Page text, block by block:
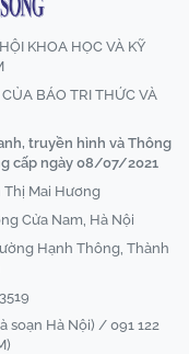
KHOA HỌC VÀ KỸ
BÁO TRI THỨC VÀ
truyền hình và Thông
cấp ngày 08/07/2021
Mai Hương
Cửa Nam, Hà Nội
Hạnh Thông, Thành
soạn Hà Nội) / 091 122